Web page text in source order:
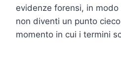
evidenze forensi, in modo
non diventi un punto
momento in cui i termini